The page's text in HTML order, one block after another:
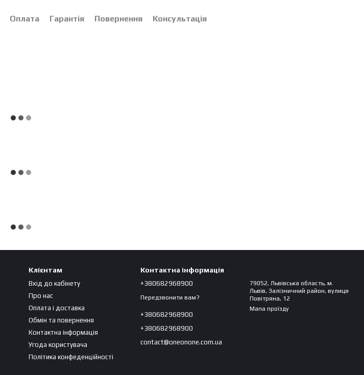
Оплата Гарантія Повернення Консультація
Клієнтам
Вхід до кабінету
Про нас
Оплата і доставка
Обмін та повернення
Контактна інформація
Угода користувача
Політика конфеденційності
Контактна інформація
+380682968900
Передзвонити вам?
+380682968900
+380682968900
contact@oneonone.com.ua
79052, Львівська область, м.
Львів, Залізничний район, вулиця
Повітряна, 12
Мапа проїзду